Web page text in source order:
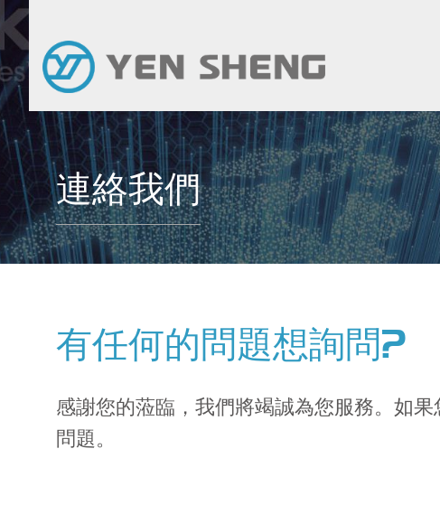
連絡我們
有任何的問題想詢問?
感謝您的蒞臨，我們將竭誠為您服務。如
問題。